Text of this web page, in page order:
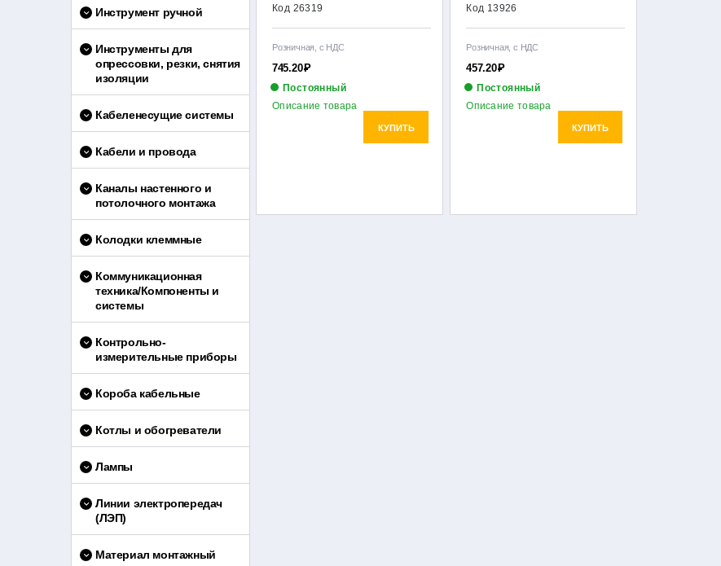
Инструмент ручной
Инструменты для
опрессовки, резки, снятия
изоляции
Кабеленесущие системы
Кабели и провода
Каналы настенного и
потолочного монтажа
Колодки клеммные
Коммуникационная
техника/Компоненты и
системы
Контрольно-
измерительные приборы
Короба кабельные
Котлы и обогреватели
Лампы
Линии электропередач
(ЛЭП)
Материал монтажный
НФ-00000122
Код 26319
Розничная, с НДС
745.20Р
Постоянный
КУПИТЬ
Описание товара
НФ-00000124
Код 13926
Розничная, с НДС
457.20Р
Постоянный
КУПИТЬ
Описание товара